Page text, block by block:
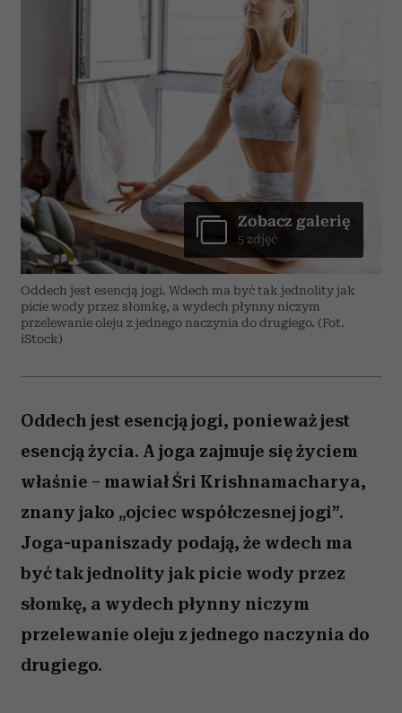
Oddech jest esencją jogi. Wdech ma być tak jednolity jak
picie wody przez słomkę, a wydech płynny niczym
przelewanie oleju z jednego naczynia do drugiego. (Fot.
iStock)
Zobacz galerię
5 zdjęć
Oddech jest esencją jogi, ponieważ jest
esencją życia. A joga zajmuje się życiem
właśnie – mawiał Śri Krishnamacharya,
znany jako „ojciec współczesnej jogi”.
Joga-upaniszady podają, że wdech ma
być tak jednolity jak picie wody przez
słomkę, a wydech płynny niczym
przelewanie oleju z jednego naczynia do
drugiego.